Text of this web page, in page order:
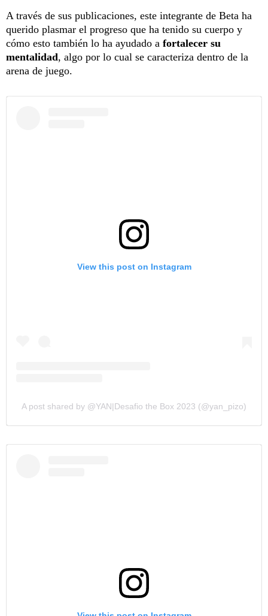
A través de sus publicaciones, este integrante de Beta ha
querido plasmar el progreso que ha tenido su cuerpo y
cómo esto también lo ha ayudado a fortalecer su
mentalidad, algo por lo cual se caracteriza dentro de la
arena de juego.
View this post on Instagram
A post shared by @YAN|Desafio the Box 2023 (@yan_pizo)